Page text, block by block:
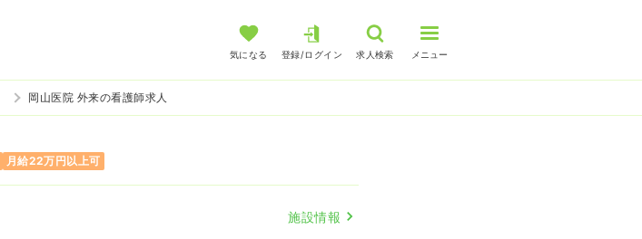
気になる 登録/ログイン 求人検索 メニュー
岡山医院 外来の看護師求人
月給22万円以上可
施設情報